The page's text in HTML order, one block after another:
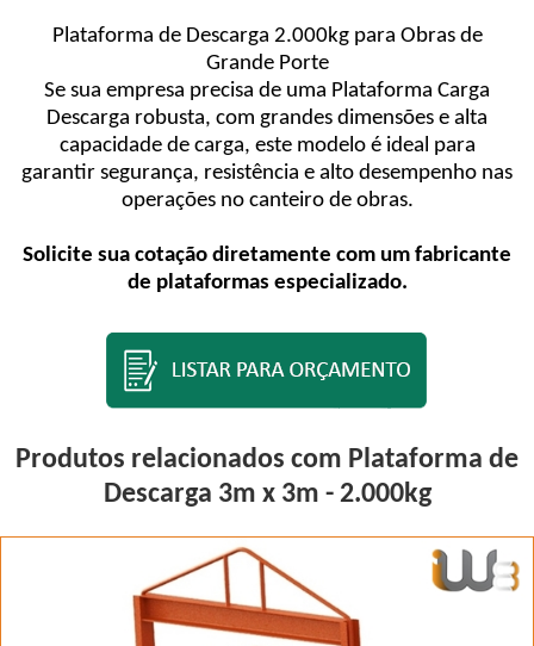
Plataforma de Descarga 2.000kg para Obras de
Grande Porte
Se sua empresa precisa de uma Plataforma Carga
Descarga robusta, com grandes dimensões e alta
capacidade de carga, este modelo é ideal para
garantir segurança, resistência e alto desempenho nas
operações no canteiro de obras.
Solicite sua cotação diretamente com um fabricante
de plataformas especializado.
Produtos relacionados com Plataforma de
Descarga 3m x 3m - 2.000kg